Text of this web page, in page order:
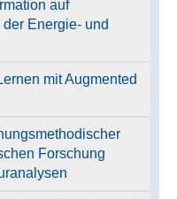
auf
Energie- und
mit Augmented
Forschung